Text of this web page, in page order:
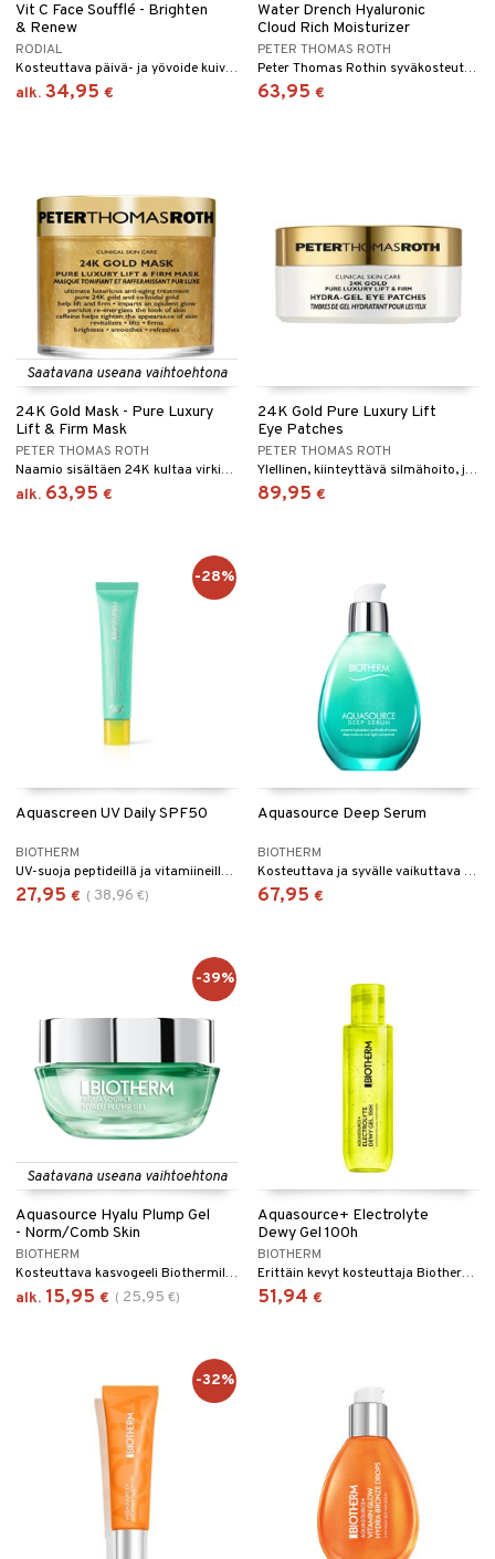
Vit C Face Soufflé - Brighten
& Renew
RODIAL
Kosteuttava päivä- ja yövoide kuivalle iholle Rodialilta.
alk. 34,95 €
Water Drench Hyaluronic
Cloud Rich Moisturizer
PETER THOMAS ROTH
Peter Thomas Rothin syväkosteuttava voide antaa säteilyä ihoon
63,95 €
Saatavana useana vaihtoehtona
24K Gold Mask - Pure Luxury
Lift & Firm Mask
PETER THOMAS ROTH
Naamio sisältäen 24K kultaa virkistämään ja silottamaan ihoa Peter Thomas Rothilta
alk. 63,95 €
24K Gold Pure Luxury Lift
Eye Patches
PETER THOMAS ROTH
Ylellinen, kiinteyttävä silmähoito, joka on rikastettu 24K kullalla.
89,95 €
Aquascreen UV Daily SPF50
BIOTHERM
UV-suoja peptideillä ja vitamiineilla Biothermiltä
27,95 € ( 38,96 €)
-28%
Aquasource Deep Serum
BIOTHERM
Kosteuttava ja syvälle vaikuttava seerumi Biothermiltä.
67,95 €
Saatavana useana vaihtoehtona
Aquasource Hyalu Plump Gel
- Norm/Comb Skin
BIOTHERM
Kosteuttava kasvogeeli Biothermiltä.
alk. 15,95 € ( 25,95 €)
-39%
Aquasource+ Electrolyte
Dewy Gel 100h
BIOTHERM
Erittäin kevyt kosteuttaja Biothermiltä
51,94 €
-32%